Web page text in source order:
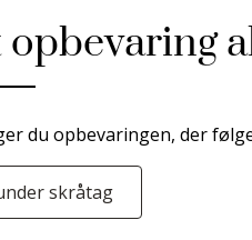
du opbevaringen, der
skråtag